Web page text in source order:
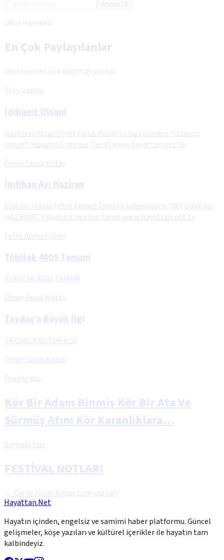
Abone Ol
Okur Hareketi
En Çok Paylaşılanlar
Okurların en çok dağıttığı yazılar.
Tüm yazılar
İddianız Olsun!
Gazeteci-Yazar Ömer Faruk Kotay’ın kaleminden “İddianız
Olsun!” Hayatın Engelsiz Tarafı www.hayattan.net’te
Ömer Faruk Kotay
İmtihan Ayı Haziran
Eğitimci Yazar Fethi Ahmet Öner’in kaleminden "İMTİHAN AYI
HAZİRAN" Hayatın Engelsiz Tarafı www.hayattan.net’te
Fethi Ahmet Öner
Tübitak 4005 Tamam
TÜBİTAK 4005 TAMAM
Ömer Faruk Kotay
Taydaş'a Büyük İlgi
TAYDAŞ'A BÜYÜK İLGİ
Ömer Faruk Kotay
Önceki Yazı
Kör Bir Adam Binmiş Kör Bir Ata Ve
Sürmüş Atını Kör Karanlıklara…
Sonraki Yazı
FESTİVAL NOTLARI
← Ömer Faruk Kotaytüm yazıları
Hayattan.Net
Hayatın içinden, engelsiz ve samimi haber platformu. Güncel
gelişmeler, köşe yazıları ve kültürel içerikler ile hayatın tam
kalbindeyiz.